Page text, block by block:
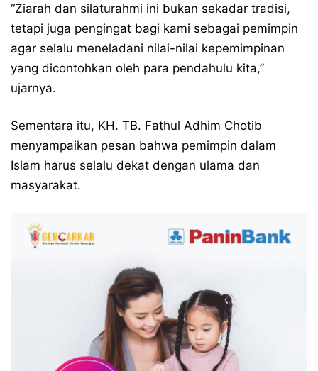
“Ziarah dan silaturahmi ini bukan sekadar tradisi,
tetapi juga pengingat bagi kami sebagai pemimpin
agar selalu meneladani nilai-nilai kepemimpinan
yang dicontohkan oleh para pendahulu kita,”
ujarnya.
Sementara itu, KH. TB. Fathul Adhim Chotib
menyampaikan pesan bahwa pemimpin dalam
Islam harus selalu dekat dengan ulama dan
masyarakat.